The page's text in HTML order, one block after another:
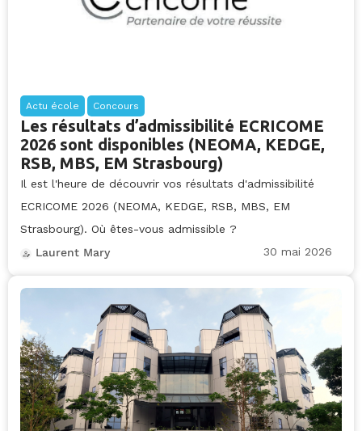
Actu école Concours
Les résultats d’admissibilité ECRICOME
2026 sont disponibles (NEOMA, KEDGE,
RSB, MBS, EM Strasbourg)
Il est l'heure de découvrir vos résultats d'admissibilité
ECRICOME 2026 (NEOMA, KEDGE, RSB, MBS, EM
Strasbourg). Où êtes-vous admissible ?
Laurent Mary
30 mai 2026